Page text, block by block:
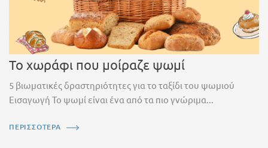
Το χωράφι που μοίραζε ψωμί
5 βιωματικές δραστηριότητες για το ταξίδι του ψωμιού
Εισαγωγή Το ψωμί είναι ένα από τα πιο γνώριμα...
ΠΕΡΙΣΣΟΤΕΡΑ